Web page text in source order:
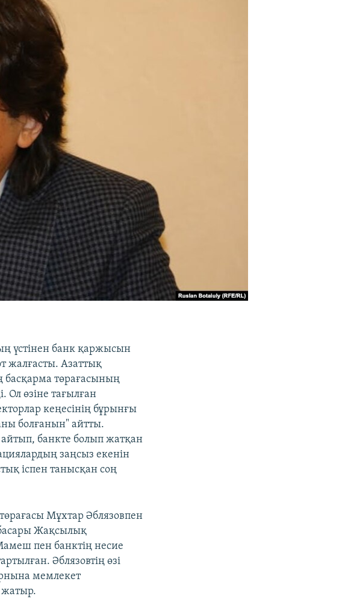
үстінен банк қаржысын
жалғасты. Азаттық
басқарма төрағасының
өзіне тағылған
кеңесінің бұрынғы
болғанын" айтты.
банкте болып жатқан
заңсыз екенін
іспен танысқан соң
Мұхтар Әблязовпен
Жақсылық
пен банктің несие
Әблязовтің өзі
мемлекет
жатыр.